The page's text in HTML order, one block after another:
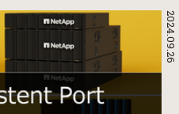
2024.09.26